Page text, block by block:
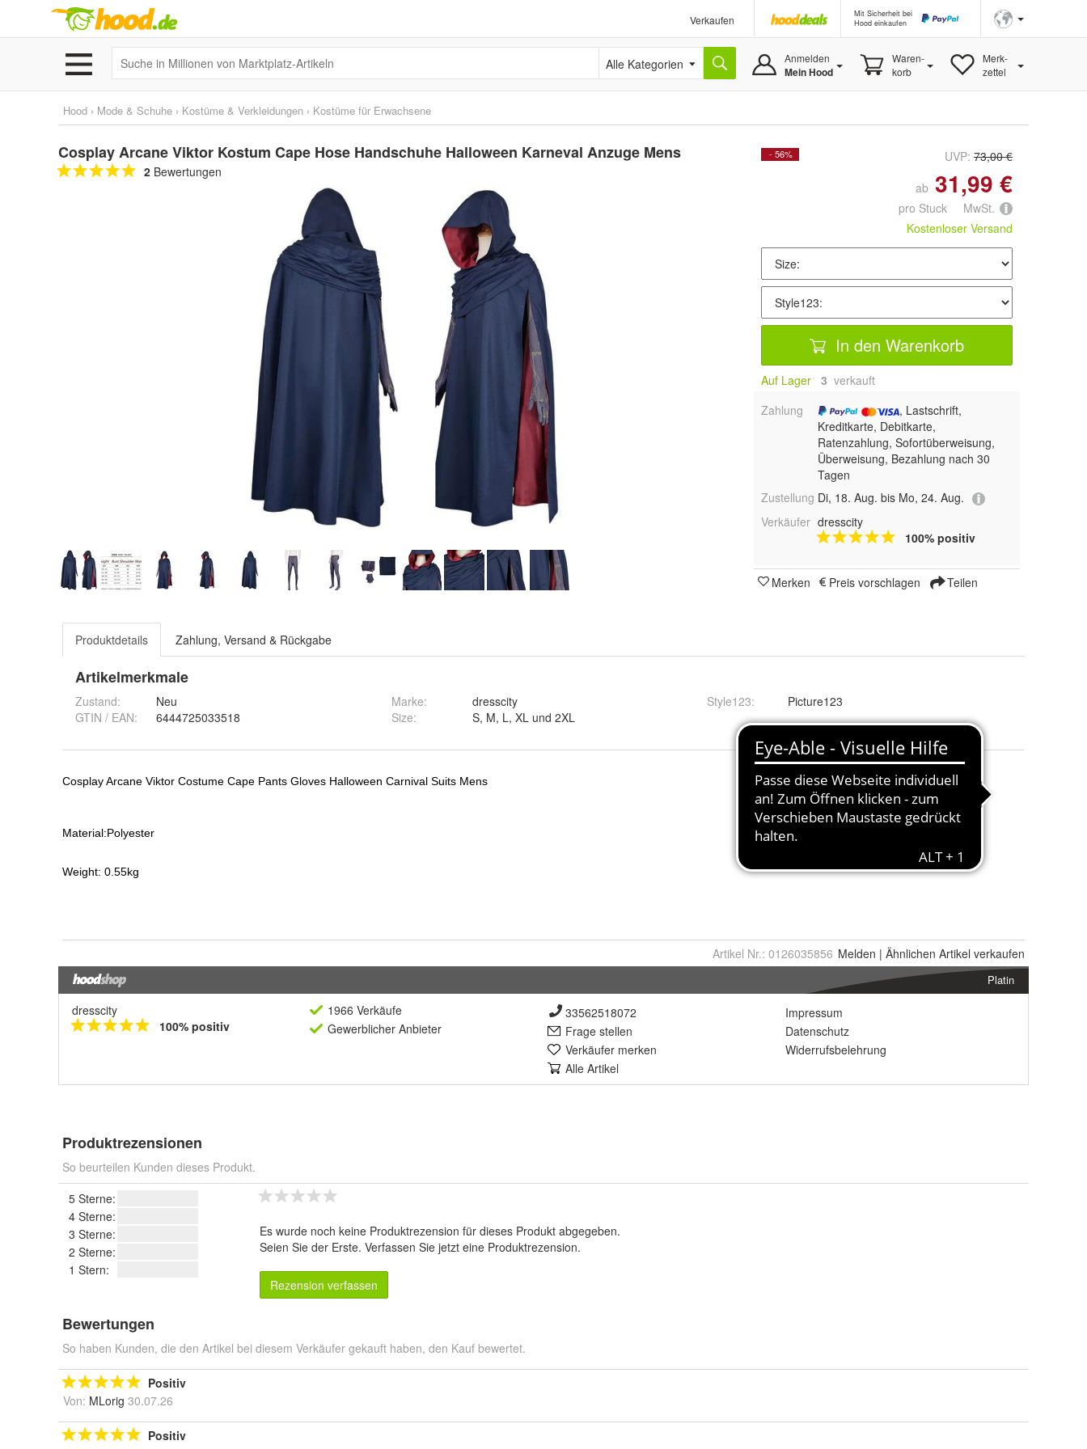
Verkaufen
Mit Sicherheit bei
Hood einkaufen
Alle Kategorien Anmelden
Mein Hood
Waren-
korb
Merk-
zettel
Hood › Mode & Schuhe › Kostüme & Verkleidungen › Kostüme für Erwachsene
Cosplay Arcane Viktor Kostum Cape Hose Handschuhe Halloween Karneval Anzuge Mens
2 Bewertungen
- 56% UVP: 73,00 €
ab 31,99 €
pro Stuck MwSt.
Kostenloser Versand
In den Warenkorb
Auf Lager 3 verkauft
Zahlung
, Lastschrift,
Kreditkarte, Debitkarte,
Ratenzahlung, Sofortüberweisung,
Überweisung, Bezahlung nach 30
Tagen
Zustellung Di, 18. Aug. bis Mo, 24. Aug.
Verkäufer dresscity
100% positiv
Merken Preis vorschlagen Teilen
Produktdetails Zahlung, Versand & Rückgabe
Artikelmerkmale
Zustand:
Neu
GTIN / EAN:
6444725033518
Marke:
dresscity
Size: S, M, L, XL und 2XL
Style123: Picture123
Artikel Nr.: 0126035856 Melden | Ähnlichen Artikel verkaufen
Platin
dresscity
100% positiv
1966 Verkäufe
Gewerblicher Anbieter
33562518072
Frage stellen
Verkäufer merken
Alle Artikel
Impressum
Datenschutz
Widerrufsbelehrung
Produktrezensionen
So beurteilen Kunden dieses Produkt.
5 Sterne:
4 Sterne:
3 Sterne:
2 Sterne:
1 Stern:
Es wurde noch keine Produktrezension für dieses Produkt abgegeben.
Seien Sie der Erste. Verfassen Sie jetzt eine Produktrezension.
Rezension verfassen
Bewertungen
So haben Kunden, die den Artikel bei diesem Verkäufer gekauft haben, den Kauf bewertet.
Positiv
Von: MLorig 30.07.26
Positiv